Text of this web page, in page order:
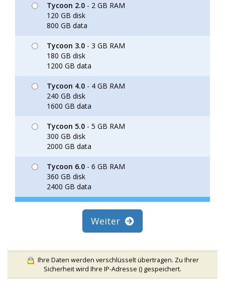
Tycoon 2.0 - 2 GB RAM
120 GB disk
800 GB data
Tycoon 3.0 - 3 GB RAM
180 GB disk
1200 GB data
Tycoon 4.0 - 4 GB RAM
240 GB disk
1600 GB data
Tycoon 5.0 - 5 GB RAM
300 GB disk
2000 GB data
Tycoon 6.0 - 6 GB RAM
360 GB disk
2400 GB data
Weiter
Ihre Daten werden verschlüsselt übertragen. Zu Ihrer
Sicherheit wird Ihre IP-Adresse () gespeichert.